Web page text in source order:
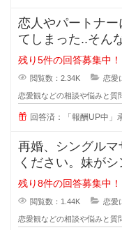
恋人やパートナ
てしまった..そん
は元々韓国が好き
残り5件の回答募集中！
閲覧数：2.34K 恋愛
恋愛観などの相談や悩みと質
回答済：「報酬UP中」
再婚、シングル
ください。妹が
のですが私も悩ん
残り8件の回答募集中！
閲覧数：1.44K 恋愛
恋愛観などの相談や悩みと質